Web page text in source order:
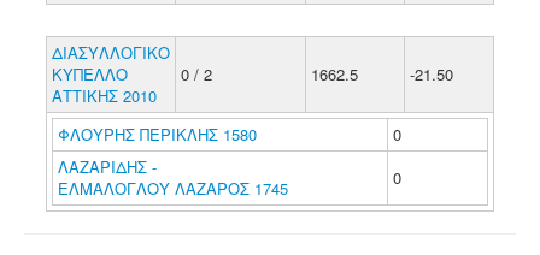
ΔΙΑΣΥΛΛΟΓΙΚΟ
ΚΥΠΕΛΛΟ
ΑΤΤΙΚΗΣ 2010
0 / 2 1662.5 -21.50
ΦΛΟΥΡΗΣ ΠΕΡΙΚΛΗΣ 1580
0
ΛΑΖΑΡΙΔΗΣ -
ΕΛΜΑΛΟΓΛΟΥ ΛΑΖΑΡΟΣ 1745
0